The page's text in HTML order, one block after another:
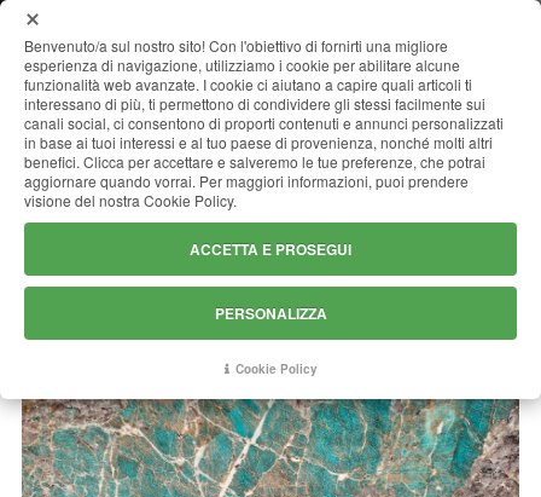
AMAZZONITE EXTRA
Benvenuto/a sul nostro sito! Con l'obiettivo di fornirti una migliore
esperienza di navigazione, utilizziamo i cookie per abilitare alcune
funzionalità web avanzate. I cookie ci aiutano a capire quali articoli ti
interessano di più, ti permettono di condividere gli stessi facilmente sui
canali social, ci consentono di proporti contenuti e annunci personalizzati
in base ai tuoi interessi e al tuo paese di provenienza, nonché molti altri
benefici. Clicca per accettare e salveremo le tue preferenze, che potrai
aggiornare quando vorrai. Per maggiori informazioni, puoi prendere
visione del nostra Cookie Policy.
ACCETTA E PROSEGUI
PERSONALIZZA
Cookie Policy